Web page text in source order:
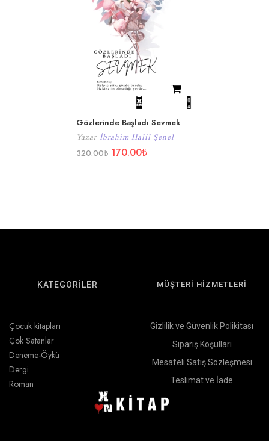
Gözlerinde Başladı Sevmek
Yazar İbrahim Halil Şenel
320.00₺ 170.00₺
KATEGORİLER
Çocuk kitapları
Çok Satanlar
Deneme-Öykü
Dergi
Roman
MÜŞTERİ HİZMETLERİ
Gizlilik ve Güvenlik Polikitası
Sipariş Koşulları
Mesafeli Satış Sözleşmesi
Teslimat ve İade